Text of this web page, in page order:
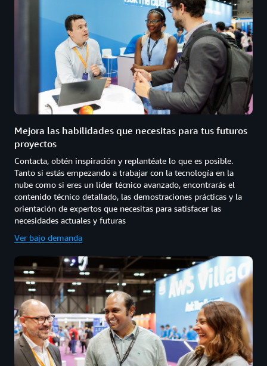
Mejora las habilidades que necesitas para tus futuros
proyectos
Contacta, obtén inspiración y replantéate lo que es posible.
Tanto si estás empezando a trabajar con la tecnología en la
nube como si eres un líder técnico avanzado, encontrarás el
contenido técnico detallado, las demostraciones prácticas y la
orientación de expertos que necesitas para satisfacer las
necesidades actuales y futuras
Ver bajo demanda